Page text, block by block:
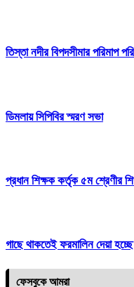
তিস্তা নদীর বিপদসীমার পরিমাপ
ডিমলায় সিপিবির স্মরণ সভা
প্রধান শিক্ষক কর্তৃক ৫ম শ্রেণীর
গাছে থাকতেই ফরমালিন দেয়া
ফেসবুকে আমরা